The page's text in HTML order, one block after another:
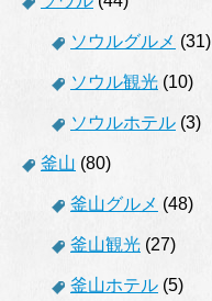
ソウルグルメ (31)
ソウル観光 (10)
ソウルホテル (3)
釜山 (80)
釜山グルメ (48)
釜山観光 (27)
釜山ホテル (5)